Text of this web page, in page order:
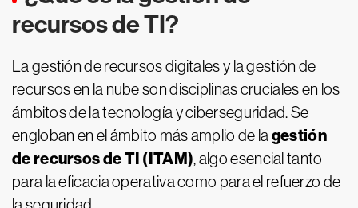
recursos de TI?
La gestión de recursos digitales y la gestión de
recursos en la nube son disciplinas cruciales en los
ámbitos de la tecnología y ciberseguridad. Se
engloban en el ámbito más amplio de la gestión
de recursos de TI (ITAM), algo esencial tanto
para la eficacia operativa como para el refuerzo de